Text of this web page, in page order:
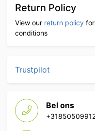
Return Policy
View our return policy
conditions
Trustpilot
Bel ons